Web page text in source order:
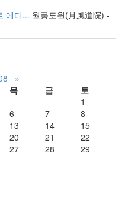
에디... 월풍도원(月風道院) -
»
목 금
토
1
6 7
8
13 14
15
20 21
22
27 28
29